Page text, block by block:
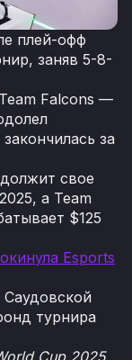
плей-офф
заняв 5-8-
Falcons —
за
свое
а Team
$125
Esports
турнира